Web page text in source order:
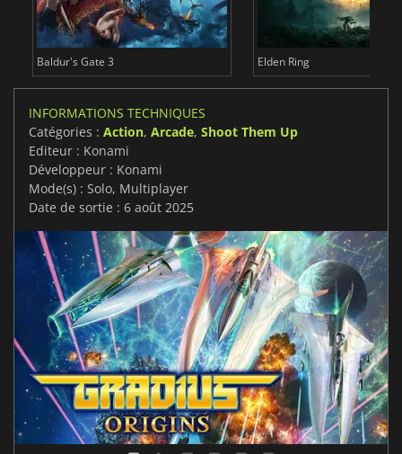
Baldur's Gate 3 Elden Ring
INFORMATIONS TECHNIQUES
Catégories : Action, Arcade, Shoot Them Up
Editeur : Konami
Développeur : Konami
Mode(s) : Solo, Multiplayer
Date de sortie : 6 août 2025